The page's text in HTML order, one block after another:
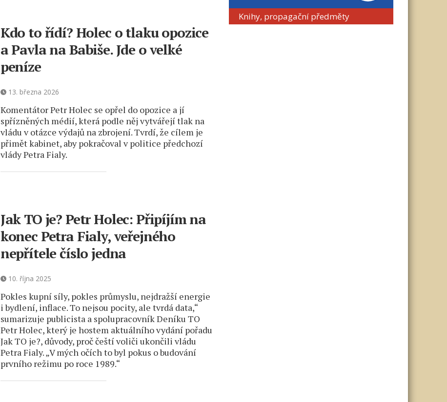
Kdo to řídí? Holec o tlaku opozice
a Pavla na Babiše. Jde o velké
peníze
13. března 2026
Komentátor Petr Holec se opřel do opozice a jí
spřízněných médií, která podle něj vytvářejí tlak na
vládu v otázce výdajů na zbrojení. Tvrdí, že cílem je
přimět kabinet, aby pokračoval v politice předchozí
vlády Petra Fialy.
Jak TO je? Petr Holec: Připíjím na
konec Petra Fialy, veřejného
nepřítele číslo jedna
10. října 2025
Pokles kupní síly, pokles průmyslu, nejdražší energie
i bydlení, inflace. To nejsou pocity, ale tvrdá data,“
sumarizuje publicista a spolupracovník Deníku TO
Petr Holec, který je hostem aktuálního vydání pořadu
Jak TO je?, důvody, proč čeští voliči ukončili vládu
Petra Fialy. „V mých očích to byl pokus o budování
prvního režimu po roce 1989.“
Knihy, propagační předměty